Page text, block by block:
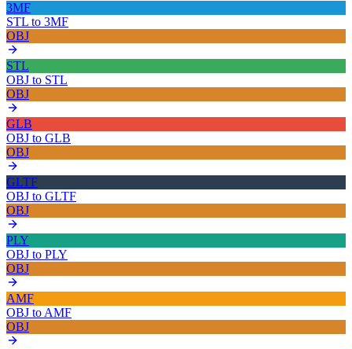
3MF
STL to 3MF
OBJ
STL
OBJ to STL
OBJ
GLB
OBJ to GLB
OBJ
GLTF
OBJ to GLTF
OBJ
PLY
OBJ to PLY
OBJ
AMF
OBJ to AMF
OBJ